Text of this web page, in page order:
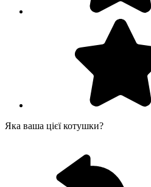
Яка ваша цієї котушки?